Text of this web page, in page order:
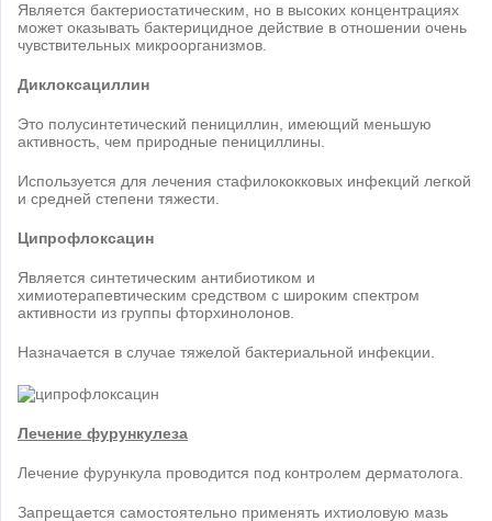
Является бактериостатическим, но в высоких концентрациях
может оказывать бактерицидное действие в отношении очень
чувствительных микроорганизмов.
Диклоксациллин
Это полусинтетический пенициллин, имеющий меньшую
активность, чем природные пенициллины.
Используется для лечения стафилококковых инфекций легкой
и средней степени тяжести.
Ципрофлоксацин
Является синтетическим антибиотиком и
химиотерапевтическим средством с широким спектром
активности из группы фторхинолонов.
Назначается в случае тяжелой бактериальной инфекции.
Лечение фурункулеза
Лечение фурункула проводится под контролем дерматолога.
Запрещается самостоятельно применять ихтиоловую мазь